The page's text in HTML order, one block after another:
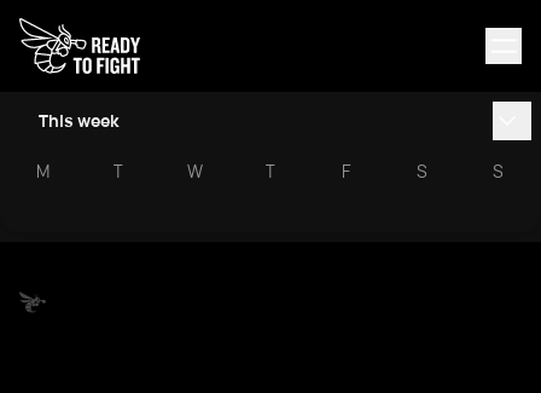
This week
M T W T F S S